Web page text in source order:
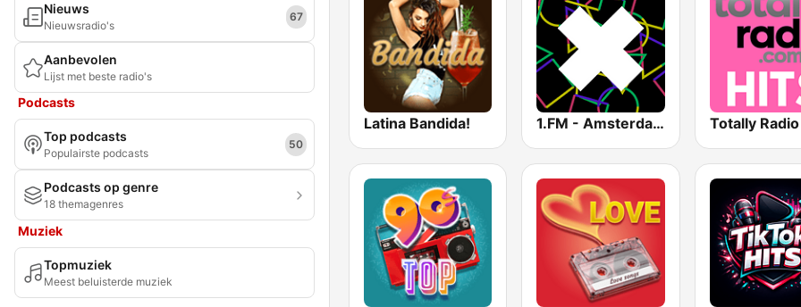
Nieuws
Nieuwsradio's
67
Aanbevolen
Lijst met beste radio's
Podcasts
Top podcasts
Populairste podcasts
50
Podcasts op genre
18 themagenres
Muziek
Topmuziek
Meest beluisterde muziek
Latina Bandida! 1.FM - Amsterdam Trance Totally